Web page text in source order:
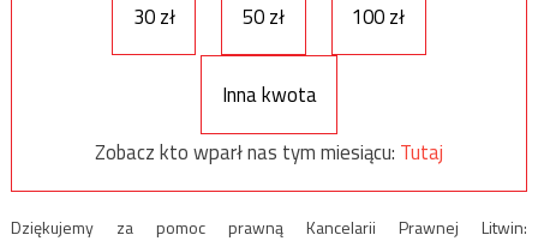
30 zł
50 zł 100 zł
Inna kwota
Zobacz kto wparł nas tym miesiącu: Tutaj
Dziękujemy za pomoc prawną Kancelarii Prawnej Litwin: